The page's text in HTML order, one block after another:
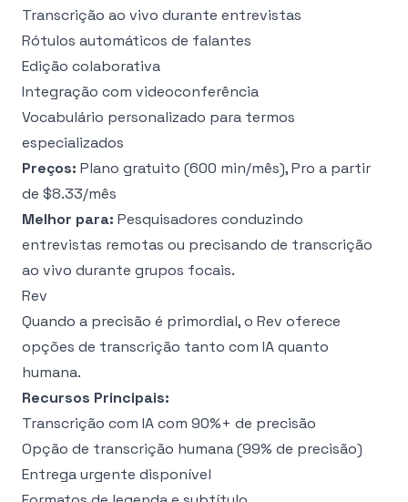
Transcrição ao vivo durante entrevistas
Rótulos automáticos de falantes
Edição colaborativa
Integração com videoconferência
Vocabulário personalizado para termos
especializados
Preços: Plano gratuito (600 min/mês), Pro a partir
de $8.33/mês
Melhor para: Pesquisadores conduzindo
entrevistas remotas ou precisando de transcrição
ao vivo durante grupos focais.
Rev
Quando a precisão é primordial, o Rev oferece
opções de transcrição tanto com IA quanto
humana.
Recursos Principais:
Transcrição com IA com 90%+ de precisão
Opção de transcrição humana (99% de precisão)
Entrega urgente disponível